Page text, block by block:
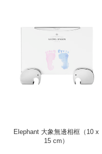
Elephant 大象無邊相框（10 x
15 cm）